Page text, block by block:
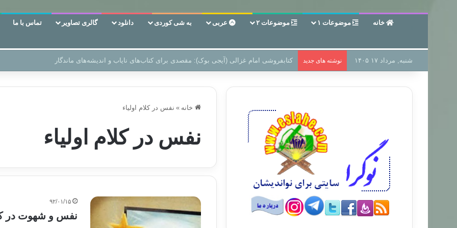
خانه موضوعات ۱ موضوعات ۲ عربی به شی کوردی دانلود گالری تصاویر تماس با ما
شنبه, مرداد ۱۷ ۱۴۰۵ نوشته های جدید سر دفتر فساد در زمین‌، دوری وکناره‌گیری از راه خداست‌!
خانه » نفس در کلام اولیاء
نفس در کلام اولیاء
۹۲/۰۱/۱۵
نفس و شهوت در